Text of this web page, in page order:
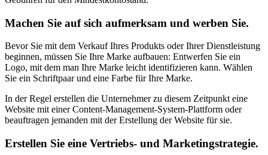
Machen Sie auf sich aufmerksam und werben Sie.
Bevor Sie mit dem Verkauf Ihres Produkts oder Ihrer Dienstleistung
beginnen, müssen Sie Ihre Marke aufbauen: Entwerfen Sie ein
Logo, mit dem man Ihre Marke leicht identifizieren kann. Wählen
Sie ein Schriftpaar und eine Farbe für Ihre Marke.
In der Regel erstellen die Unternehmer zu diesem Zeitpunkt eine
Website mit einer Content-Management-System-Plattform oder
beauftragen jemanden mit der Erstellung der Website für sie.
Erstellen Sie eine Vertriebs- und Marketingstrategie.